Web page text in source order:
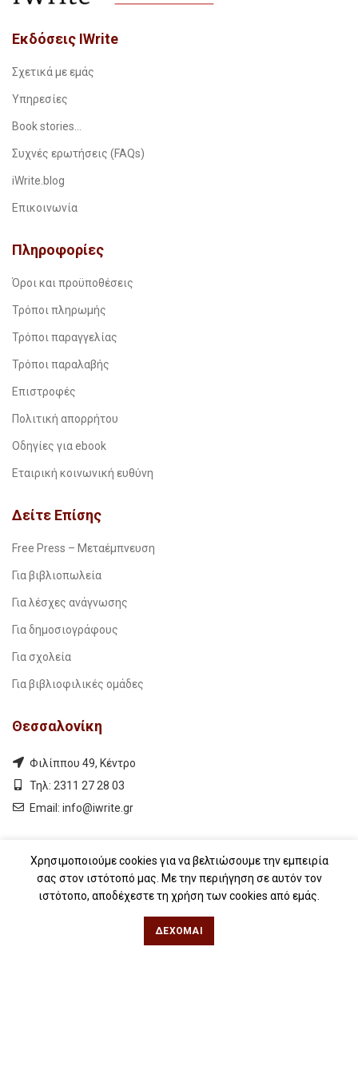
Εκδόσεις IWrite
Σχετικά με εμάς
Υπηρεσίες
Book stories…
Συχνές ερωτήσεις (FAQs)
iWrite.blog
Επικοινωνία
Πληροφορίες
Όροι και προϋποθέσεις
Τρόποι πληρωμής
Τρόποι παραγγελίας
Τρόποι παραλαβής
Επιστροφές
Πολιτική απορρήτου
Οδηγίες για ebook
Εταιρική κοινωνική ευθύνη
Δείτε Επίσης
Free Press – Μεταέμπνευση
Για βιβλιοπωλεία
Για λέσχες ανάγνωσης
Για δημοσιογράφους
Για σχολεία
Για βιβλιοφιλικές ομάδες
Θεσσαλονίκη
Φιλίππου 49, Κέντρο
Τηλ: 2311 27 28 03
Εmail: info@iwrite.gr
Αθήνα
Κωλέττη 15 & Εμ. Μπενάκη, Εξάρχεια
Χρησιμοποιούμε cookies για να βελτιώσουμε την εμπειρία
σας στον ιστότοπό μας. Με την περιήγηση σε αυτόν τον
ιστότοπο, αποδέχεστε τη χρήση των cookies από εμάς.
ΔΈΧΟΜΑΙ